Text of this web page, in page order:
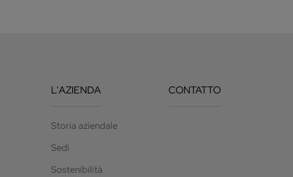
L'AZIENDA
Storia aziendale
Sedi
Sostenibilità
CONTATTO